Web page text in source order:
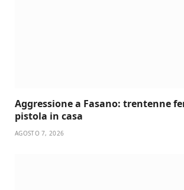
Aggressione a Fasano: trentenne
pistola in casa
AGOSTO 7, 2026